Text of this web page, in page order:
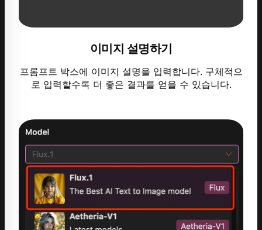
이미지 설명하기
프롬프트 박스에 이미지 설명을 입력합니다. 구체적으
로 입력할수록 더 좋은 결과를 얻을 수 있습니다.